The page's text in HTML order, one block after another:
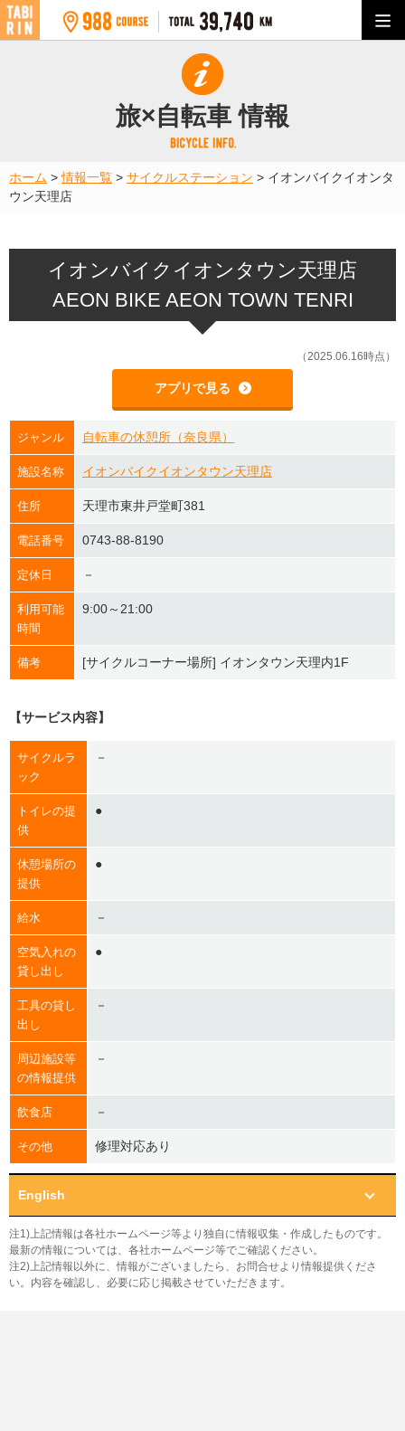
旅×自転車 情報
ホーム >情報一覧 > サイクルステーション > イオンバイクイオンタ
ウン天理店
イオンバイクイオンタウン天理店
AEON BIKE AEON TOWN TENRI
（2025.06.16時点）
アプリで見る
ジャンル 自転車の休憩所（奈良県）
施設名称 イオンバイクイオンタウン天理店
住所 天理市東井戸堂町381
電話番号 0743-88-8190
定休日 －
利用可能
時間
9:00～21:00
備考 [サイクルコーナー場所] イオンタウン天理内1F
【サービス内容】
サイクルラ
ック
－
トイレの提
供
●
休憩場所の
提供
●
給水 －
空気入れの
貸し出し
●
工具の貸し
出し
－
周辺施設等
の情報提供
－
飲食店 －
その他 修理対応あり
English
注1)上記情報は各社ホームページ等より独自に情報収集・作成したものです。
最新の情報については、各社ホームページ等でご確認ください。
注2)上記情報以外に、情報がございましたら、お問合せより情報提供くださ
い。内容を確認し、必要に応じ掲載させていただきます。